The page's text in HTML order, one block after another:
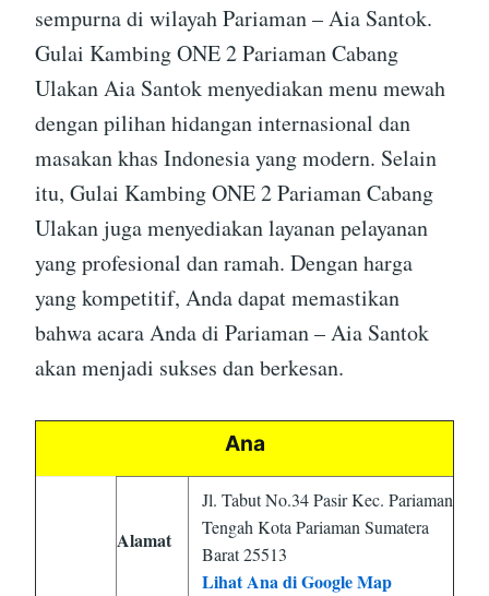
sempurna di wilayah Pariaman – Aia Santok.
Gulai Kambing ONE 2 Pariaman Cabang
Ulakan Aia Santok menyediakan menu mewah
dengan pilihan hidangan internasional dan
masakan khas Indonesia yang modern. Selain
itu, Gulai Kambing ONE 2 Pariaman Cabang
Ulakan juga menyediakan layanan pelayanan
yang profesional dan ramah. Dengan harga
yang kompetitif, Anda dapat memastikan
bahwa acara Anda di Pariaman – Aia Santok
akan menjadi sukses dan berkesan.
Ana
Alamat
Jl. Tabut No.34 Pasir Kec. Pariaman
Tengah Kota Pariaman Sumatera
Barat 25513
Lihat Ana di Google Map